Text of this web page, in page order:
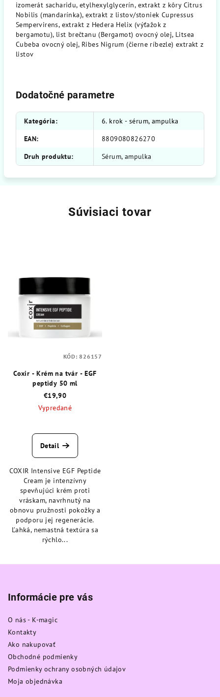
izomerát sacharidu, etylhexylglycerín, extrakt z kôry Citrus
Nobilis (mandarínka), extrakt z listov/stoniek Cupressus
Sempervirens, extrakt z Hedera Helix (výťažok z
bergamotu), list brečtanu (Bergamot) ovocný olej, Litsea
Cubeba ovocný olej, Ribes Nigrum (čierne ríbezle) extrakt z
listov
Dodatočné parametre
Kategória:
6. krok - sérum, ampulka
EAN:
8809080826270
Druh produktu: Sérum, ampulka
Súvisiaci tovar
Coxir - Krém na tvár - EGF
peptidy 50 ml
€19,90
Vypredané
hodnotenie
produktu
z
5
hviezdičiek.
Detail
COXIR Intensive EGF Peptide
Cream je intenzívny
spevňujúci krém proti
vráskam, navrhnutý na
obnovu pružnosti pokožky a
podporu jej regenerácie.
Ľahká, nemastná textúra sa
rýchlo...
KÓD:826157
Informácie pre vás
O nás - K-magic
Kontakty
Ako nakupovať
Obchodné podmienky
Podmienky ochrany osobných údajov
Moja objednávka